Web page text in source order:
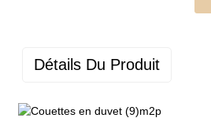
Détails Du Produit